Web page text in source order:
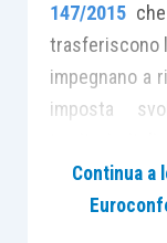
147/2015che
trasferiscono
impegnano a
imposta
lavoro
Continua a